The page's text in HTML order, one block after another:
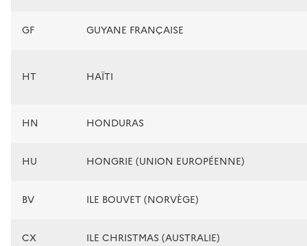
GF GUYANE FRANÇAISE
HT HAÏTI
HN HONDURAS
HU HONGRIE (UNION EUROPÉENNE)
BV ILE BOUVET (NORVÈGE)
CX ILE CHRISTMAS (AUSTRALIE)